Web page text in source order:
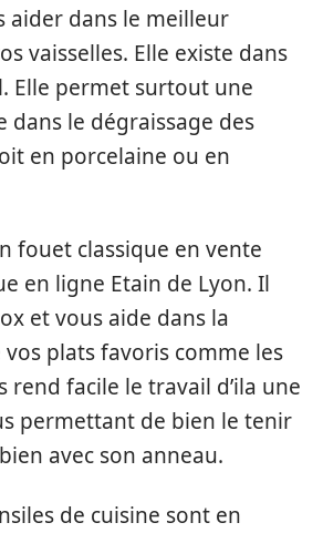
aider dans le meilleur
vaisselles. Elle existe dans
Elle permet surtout une
dans le dégraissage des
en porcelaine ou en
fouet classique en vente
en ligne Etain de Lyon. Il
et vous aide dans la
plats favoris comme les
rend facile le travail d’ila une
permettant de bien le tenir
avec son anneau.
de cuisine sont en